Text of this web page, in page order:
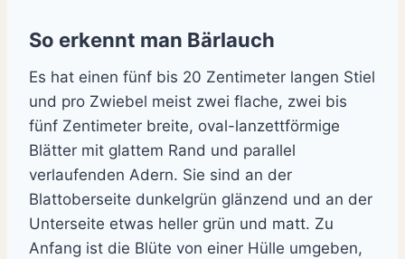
So erkennt man Bärlauch
Es hat einen fünf bis 20 Zentimeter langen Stiel
und pro Zwiebel meist zwei flache, zwei bis
fünf Zentimeter breite, oval-lanzettförmige
Blätter mit glattem Rand und parallel
verlaufenden Adern. Sie sind an der
Blattoberseite dunkelgrün glänzend und an der
Unterseite etwas heller grün und matt. Zu
Anfang ist die Blüte von einer Hülle umgeben,